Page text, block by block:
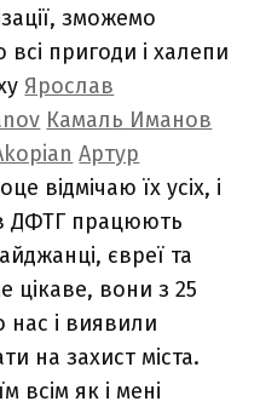
зможемо
всі пригоди і халепи
Ярослав
Камаль Иманов
Артур
відмічаю їх усіх, і
ДФТГ працюють
євреї та
цікаве, вони з 25
і виявили
на захист міста.
всім як і мені